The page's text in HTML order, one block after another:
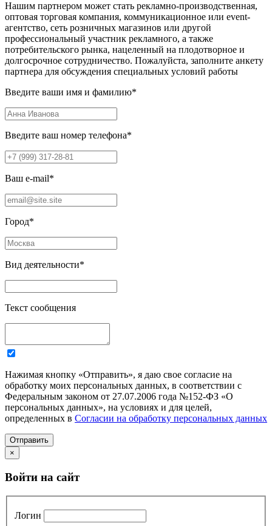
Нашим партнером может стать рекламно-производственная,
оптовая торговая компания, коммуникационное или event-
агентство, сеть розничных магазинов или другой
профессиональный участник рекламного, а также
потребительского рынка, нацеленный на плодотворное и
долгосрочное сотрудничество. Пожалуйста, заполните анкету
партнера для обсуждения специальных условий работы
Введите ваши имя и фамилию*
Введите ваш номер телефона*
Ваш e-mail*
Город*
Вид деятельности*
Текст сообщения
Нажимая кнопку «Отправить», я даю свое согласие на
обработку моих персональных данных, в соответствии с
Федеральным законом от 27.07.2006 года №152-ФЗ «О
персональных данных», на условиях и для целей,
определенных в Согласии на обработку персональных данных
Отправить
×
Войти на сайт
Логин